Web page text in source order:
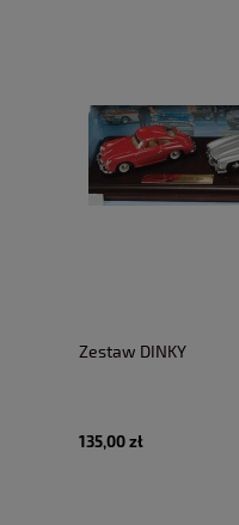
Zestaw DINKY
135,00 zł